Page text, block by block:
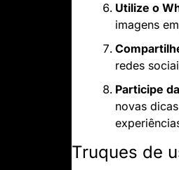
Utilize o
imagens
redes
Participe
novas
Truques de